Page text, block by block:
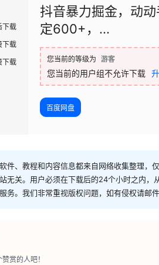
下载
下载
下载
抖音暴力掘金，动
定600+，...
您当前的等级为 游客
您当前的用户组不允许下载
百度网盘
件、教程和内容信息都来自网络收集整理
无关。用户必须在下载后的24个小时之内，
务。我们非常重视版权问题，如有侵权请邮
赏的人吧！